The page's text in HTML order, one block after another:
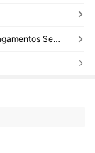
Reenviar se o item estiver perdido/danificado · Pagamentos Seguros · Proteção de privacidade